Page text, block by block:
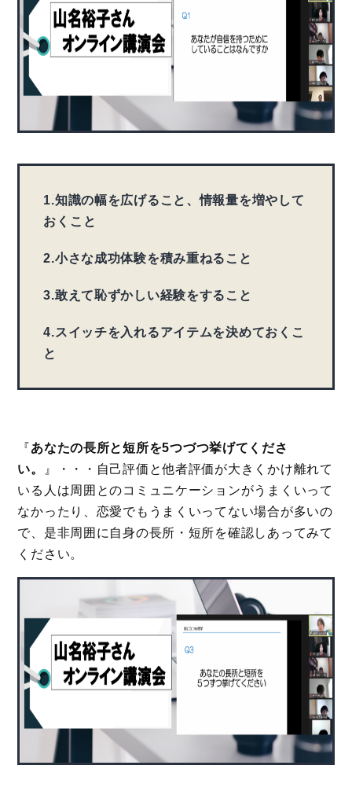
1.知識の幅を広げること、情報量を増やして
おくこと
2.小さな成功体験を積み重ねること
3.敢えて恥ずかしい経験をすること
4.スイッチを入れるアイテムを決めておくこ
と
『あなたの長所と短所を5つづつ挙げてくださ
い。
』・・・自己評価と他者評価が大きくかけ離れて
いる人は周囲とのコミュニケーションがうまくいって
なかったり、恋愛でもうまくいってない場合が多いの
で、是非周囲に自身の長所・短所を確認しあってみて
ください。